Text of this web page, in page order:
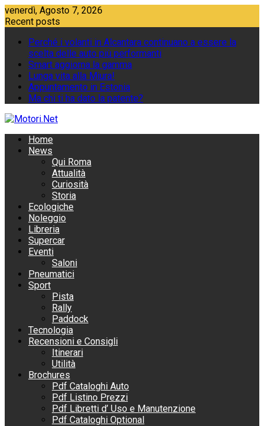
Skip
to
venerdì, Agosto 7, 2026
Recent posts
Perché i volanti in Alcantara continuano a essere la
scelta delle auto più performanti
Smart aggiorna la gamma
Lunga vita alla Miura!
Appuntamento in Estonia
Ma chi ti ha dato la patente?
Home
News
Qui Roma
Attualità
Curiosità
Storia
Ecologiche
Noleggio
Libreria
Supercar
Eventi
Saloni
Pneumatici
Sport
Pista
Rally
Paddock
Tecnologia
Recensioni e Consigli
Itinerari
Utilità
Brochures
Pdf Cataloghi Auto
Pdf Listino Prezzi
Pdf Libretti d’ Uso e Manutenzione
Pdf Cataloghi Optional